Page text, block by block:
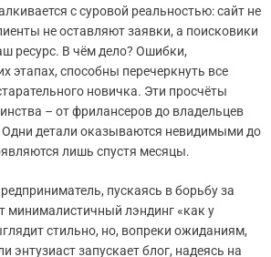
с суровой реальностью: сайт не
не оставляют заявки, а поисковики
ресурс. В чём дело? Ошибки,
этапах, способны перечеркнуть все
новичка. Эти просчёты
– от фрилансеров до владельцев
Одни детали оказываются невидимыми до
лишь спустя месяцы.
пускаясь в борьбу за
минималистичный лэндинг «как у
стильно, но, вопреки ожиданиям,
энтузиаст запускает блог, надеясь на